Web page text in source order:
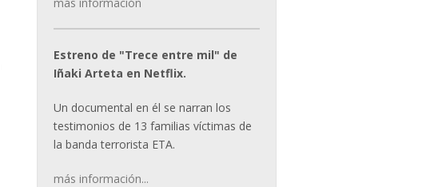
Estreno de "Trece entre mil" de
Iñaki Arteta en Netflix.
Un documental en él se narran los
testimonios de 13 familias víctimas de
la banda terrorista ETA.
más información...